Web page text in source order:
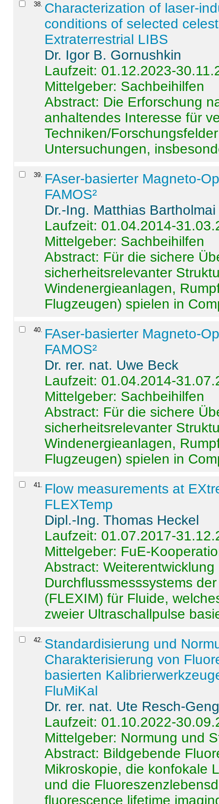
38. Characterization of laser-
conditions of selected
Extraterrestrial LIBS
Dr. Igor B. Gornushkin
Laufzeit: 01.12.2023-
Mittelgeber: Sachbeihilfen
Abstract: Die Erforschung
anhaltendes Interesse für
Techniken/
Untersuchungen,
39. FAser-basierter Magneto-
FAMOS²
Dr.-Ing. Matthias Bartholmai
Laufzeit: 01.04.2014-
Mittelgeber: Sachbeihilfen
Abstract: Für die sichere
sicherheitsrelevanter
Windenergieanlagen,
Flugzeugen) spielen in
40. FAser-basierter Magneto-
FAMOS²
Dr. rer. nat. Uwe Beck
Laufzeit: 01.04.2014-
Mittelgeber: Sachbeihilfen
Abstract: Für die sichere
sicherheitsrelevanter
Windenergieanlagen,
Flugzeugen) spielen in
41. Flow measurements at
FLEXTemp
Dipl.-Ing. Thomas Heckel
Laufzeit: 01.07.2017-
Mittelgeber: FuE-
Abstract:
Durchflussmesssystems
(FLEXIM) für Fluide,
zweier Ultraschallpulse
42. Standardisierung und
Charakterisierung von
basierten
FluMiKal
Dr. rer. nat. Ute Resch-
Laufzeit: 01.10.2022-
Mittelgeber: Normung und
Abstract: Bildgebende
Mikroskopie, die konfokale
und die
fluorescence lifetime